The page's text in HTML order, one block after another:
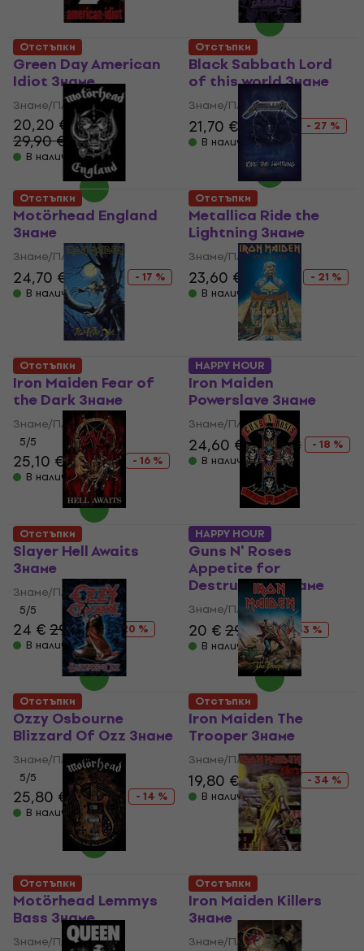
Green Day American
Idiot Знаме
Знаме/Плакат
20,20 €
29,90 €
- 32 %
В наличност
Black Sabbath Lord
of this world Знаме
Знаме/Плакат
21,70 € 29,90 €
- 27 %
В наличност
Отстъпки
Motörhead England
Знаме
Знаме/Плакат
24,70 € 29,90 €
- 17 %
В наличност
Отстъпки
Metallica Ride the
Lightning Знаме
Знаме/Плакат
23,60 € 29,90 €
- 21 %
В наличност
Отстъпки
Iron Maiden Fear of
the Dark Знаме
Знаме/Плакат
5/5
25,10 €29,90 €
- 16 %
В наличност
Отстъпки
Iron Maiden
Powerslave Знаме
Знаме/Плакат
24,60 €29,90 €
- 18 %
В наличност
Отстъпки
Slayer Hell Awaits
Знаме
Знаме/Плакат
5/5
24 €29,90 €
- 20 %
В наличност
HAPPY HOUR
Guns N' Roses
Appetite for
Destruction Знаме
Знаме/Плакат
20 €29,90 €
- 33 %
В наличност
Отстъпки
Ozzy Osbourne
Blizzard Of Ozz Знаме
Знаме/Плакат
5/5
25,80 €29,90 €
- 14 %
В наличност
HAPPY HOUR
Iron Maiden The
Trooper Знаме
Знаме/Плакат
19,80 €29,90 €
- 34 %
В наличност
Отстъпки
Motörhead Lemmys
Bass Знаме
Знаме/Плакат
Отстъпки
Iron Maiden Killers
Знаме
Знаме/Плакат
Отстъпки Отстъпки